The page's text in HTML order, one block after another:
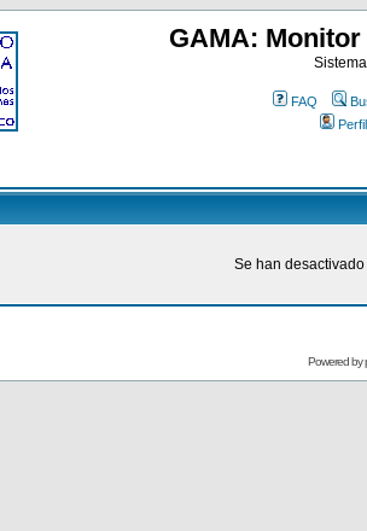
GAMA:
FAQ
Perfil
Se han
Powered by